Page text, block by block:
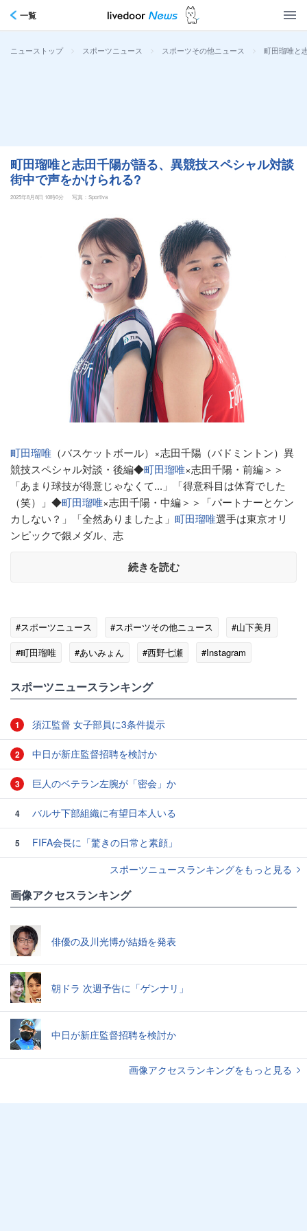
一覧
ニューストップ > スポーツニュース > スポーツその他ニュース > 町田瑠唯と
町田瑠唯と志田千陽が語る、異競技スペシャル対談
街中で声をかけられる?
2025年8月8日 10時0分 写真：Sportiva
町田瑠唯 （バスケットボール）×志田千陽（バドミントン）異
競技スペシャル対談・後編◆町田瑠唯×志田千陽・前編＞＞
「あまり球技が得意じゃなくて...」「得意科目は体育でした
（笑）」◆町田瑠唯×志田千陽・中編＞＞「パートナーとケン
カしない？」「全然ありましたよ」 町田瑠唯選手は東京オリ
ンピックで銀メダル、志
続きを読む
#スポーツニュース #スポーツその他ニュース
#山下美月
#町田瑠唯
#あいみょん #西野七瀬
#Instagram
スポーツニュースランキング
1 須江監督 女子部員に3条件提示
2 中日が新庄監督招聘を検討か
3 巨人のベテラン左腕が「密会」か
4 バルサ下部組織に有望日本人いる
5
FIFA会長に「驚きの日常と素顔」
スポーツニュースランキングをもっと見る
画像アクセスランキング
俳優の及川光博が結婚を発表
朝ドラ 次週予告に「ゲンナリ」
中日が新庄監督招聘を検討か
画像アクセスランキングをもっと見る